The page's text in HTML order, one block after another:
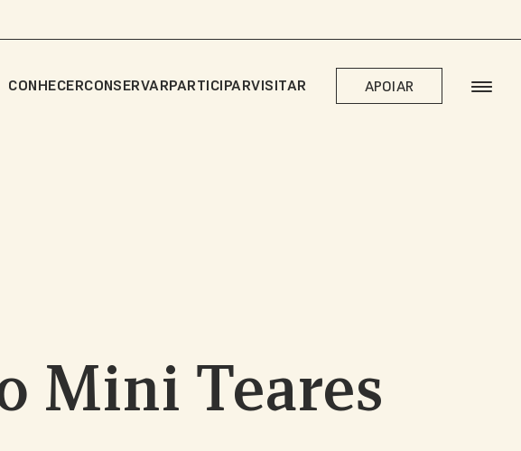
CONHECERCONSERVARPARTICIPARVISITAR APOIAR
Mini Teares